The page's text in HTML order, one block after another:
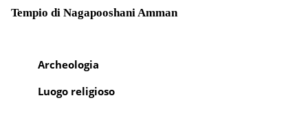
Tempio di Nagapooshani Amman
Archeologia
Luogo religioso